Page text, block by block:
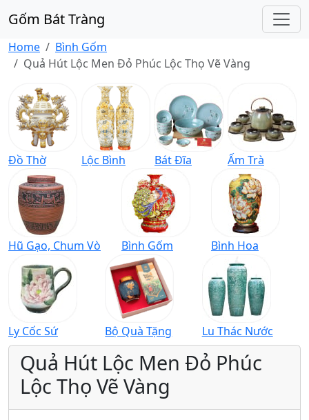
Gốm Bát Tràng
Home
Bình Gốm
Quả Hút Lộc Men Đỏ Phúc Lộc Thọ Vẽ Vàng
Đồ Thờ Lộc Bình Bát Đĩa Ấm Trà
Hũ Gạo, Chum Vò Bình Gốm Bình Hoa
Ly Cốc Sứ Bộ Quà Tặng Lu Thác Nước
Quả Hút Lộc Men Đỏ Phúc
Lộc Thọ Vẽ Vàng